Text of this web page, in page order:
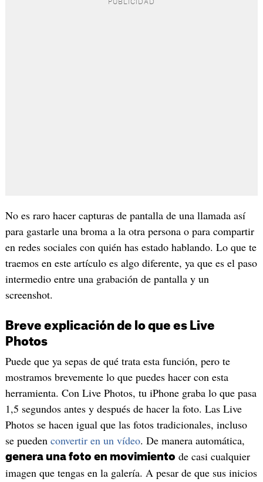
No es raro hacer capturas de pantalla de una llamada así
para gastarle una broma a la otra persona o para compartir
en redes sociales con quién has estado hablando. Lo que te
traemos en este artículo es algo diferente, ya que es el paso
intermedio entre una grabación de pantalla y un
screenshot.
Breve explicación de lo que es Live
Photos
Puede que ya sepas de qué trata esta función, pero te
mostramos brevemente lo que puedes hacer con esta
herramienta. Con Live Photos, tu iPhone graba lo que pasa
1,5 segundos antes y después de hacer la foto. Las Live
Photos se hacen igual que las fotos tradicionales, incluso
se pueden convertir en un vídeo. De manera automática,
genera una foto en movimiento de casi cualquier
imagen que tengas en la galería. A pesar de que sus inicios